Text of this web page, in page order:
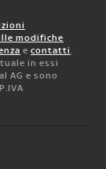
modifiche
e contatti.
in essi
AG e sono